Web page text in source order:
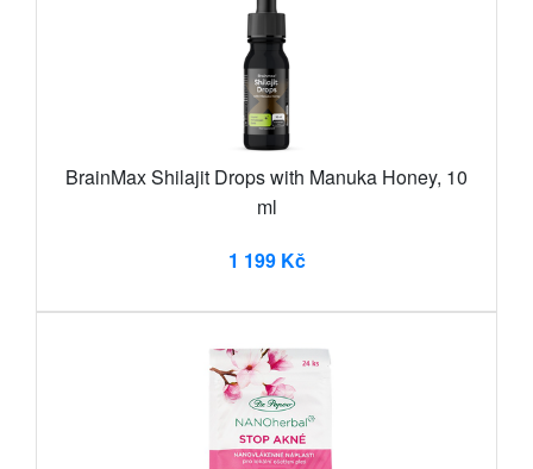
BrainMax Shilajit Drops with Manuka Honey, 10
ml
1 199 Kč